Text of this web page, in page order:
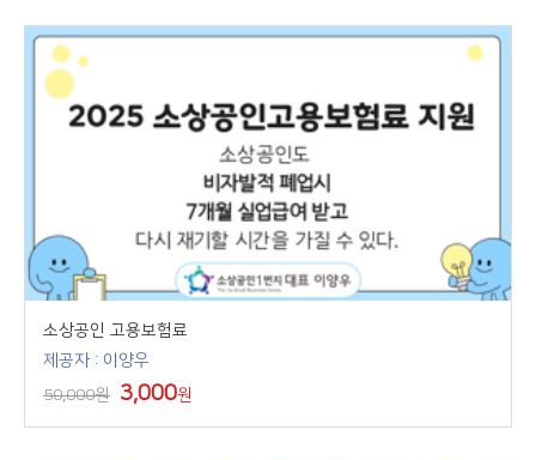
소상공인 고용보험료
제공자 : 이양우
50,000원 3,000원